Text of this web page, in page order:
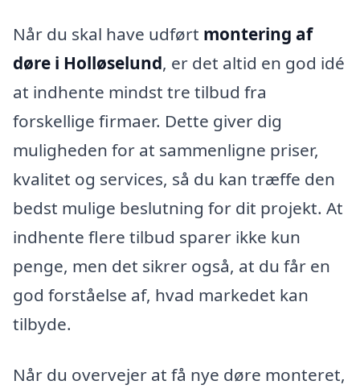
Når du skal have udført montering af
døre i Holløselund, er det altid en god idé
at indhente mindst tre tilbud fra
forskellige firmaer. Dette giver dig
muligheden for at sammenligne priser,
kvalitet og services, så du kan træffe den
bedst mulige beslutning for dit projekt. At
indhente flere tilbud sparer ikke kun
penge, men det sikrer også, at du får en
god forståelse af, hvad markedet kan
tilbyde.
Når du overvejer at få nye døre monteret,